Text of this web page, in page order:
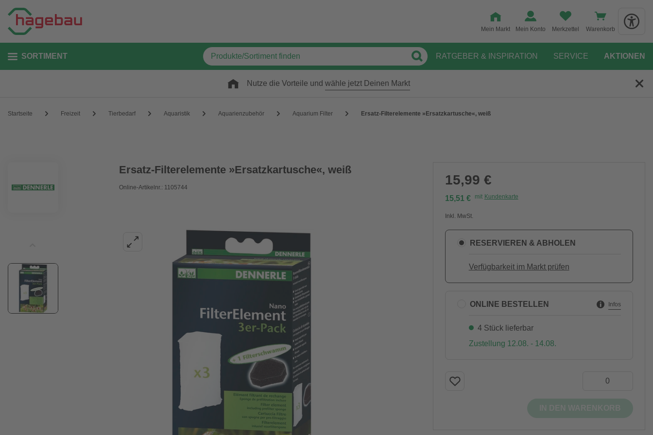
Mein Markt Mein Konto Merkzettel Warenkorb
SORTIMENT RATGEBER & INSPIRATION SERVICE AKTIONEN
Nutze die Vorteile und wähle jetzt Deinen Markt
Startseite Freizeit Tierbedarf Aquaristik Aquarienzubehör Aquarium Filter Ersatz-Filterelemente »Ersatzkartusche«, weiß
Ersatz-Filterelemente »Ersatzkartusche«, weiß
Online-Artikelnr.: 1105744 15,99 €
15,51 € mit Kundenkarte
Inkl. MwSt.
RESERVIEREN & ABHOLEN
Verfügbarkeit im Markt prüfen
ONLINE BESTELLEN Infos
4 Stück lieferbar
Zustellung 12.08. - 14.08.